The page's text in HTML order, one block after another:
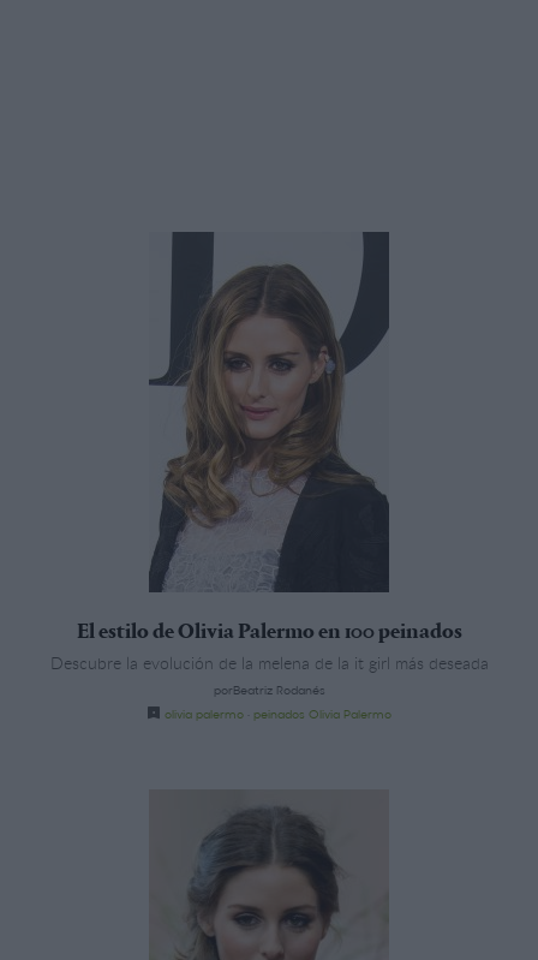
El estilo de Olivia Palermo en 100 peinados
Descubre la evolución de la melena de la it girl más deseada
porBeatriz Rodanés
olivia palermo
peinados Olivia Palermo